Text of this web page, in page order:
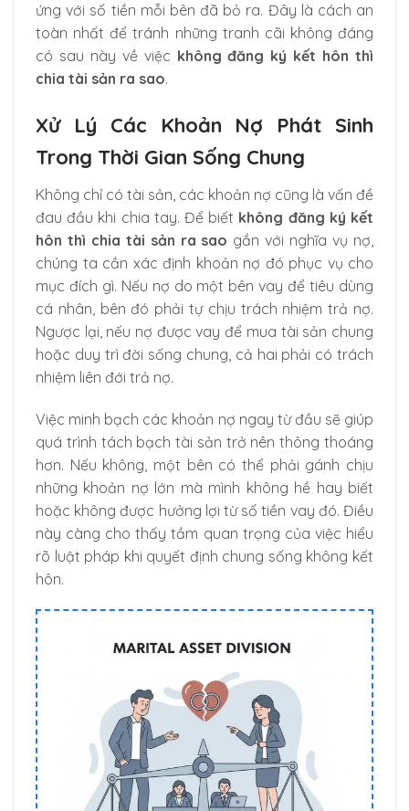
ứng với số tiền mỗi bên đã bỏ ra. Đây là cách an
toàn nhất để tránh những tranh cãi không đáng
có sau này về việc không đăng ký kết hôn thì
chia tài sản ra sao.
Xử Lý Các Khoản Nợ Phát Sinh
Trong Thời Gian Sống Chung
Không chỉ có tài sản, các khoản nợ cũng là vấn đề
đau đầu khi chia tay. Để biết không đăng ký kết
hôn thì chia tài sản ra sao gắn với nghĩa vụ nợ,
chúng ta cần xác định khoản nợ đó phục vụ cho
mục đích gì. Nếu nợ do một bên vay để tiêu dùng
cá nhân, bên đó phải tự chịu trách nhiệm trả nợ.
Ngược lại, nếu nợ được vay để mua tài sản chung
hoặc duy trì đời sống chung, cả hai phải có trách
nhiệm liên đới trả nợ.
Việc minh bạch các khoản nợ ngay từ đầu sẽ giúp
quá trình tách bạch tài sản trở nên thông thoáng
hơn. Nếu không, một bên có thể phải gánh chịu
những khoản nợ lớn mà mình không hề hay biết
hoặc không được hưởng lợi từ số tiền vay đó. Điều
này càng cho thấy tầm quan trọng của việc hiểu
rõ luật pháp khi quyết định chung sống không kết
hôn.